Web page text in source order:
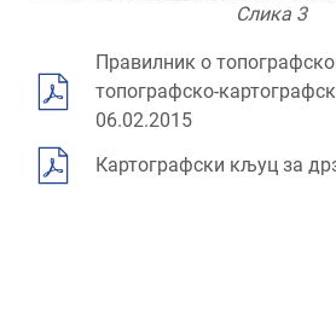
Слика 3
Правилник о
топографско-
06.02.2015
Картографски кљуц за